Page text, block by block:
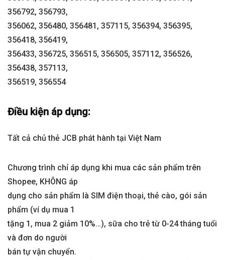
356792, 356793,
356062, 356480, 356481, 357115, 356394, 356395,
356418, 356419,
356433, 356725, 356515, 356505, 357112, 356526,
356438, 357113,
356519, 356554
Điều kiện áp dụng:
Tất cả chủ thẻ JCB phát hành tại Việt Nam
Chương trình chỉ áp dụng khi mua các sản phẩm trên
Shopee, KHÔNG áp
dụng cho sản phẩm là SIM điện thoại, thẻ cào, gói sản
phẩm (ví dụ mua 1
tặng 1, mua 2 giảm 10%…), sữa cho trẻ từ 0-24 tháng tuổi
và đơn do người
bán tự vận chuyển.